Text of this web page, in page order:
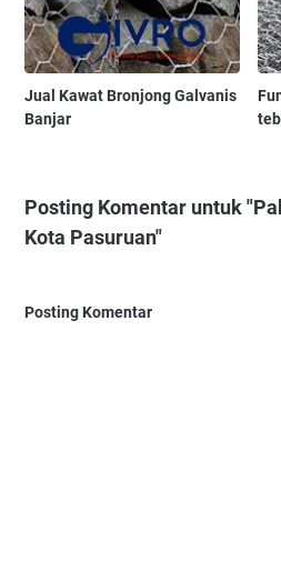
Jual Kawat Bronjong Galvanis
Banjar
Posting Komentar untuk
Kota Pasuruan"
Posting Komentar